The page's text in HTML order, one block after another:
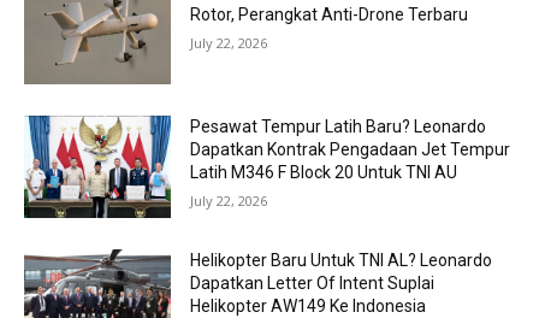
Rotor, Perangkat Anti-Drone Terbaru
July 22, 2026
Pesawat Tempur Latih Baru? Leonardo
Dapatkan Kontrak Pengadaan Jet Tempur
Latih M346 F Block 20 Untuk TNI AU
July 22, 2026
Helikopter Baru Untuk TNI AL? Leonardo
Dapatkan Letter Of Intent Suplai
Helikopter AW149 Ke Indonesia